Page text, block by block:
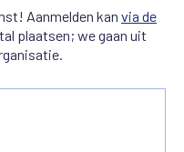
Aanmelden kan via de
plaatsen; we gaan uit